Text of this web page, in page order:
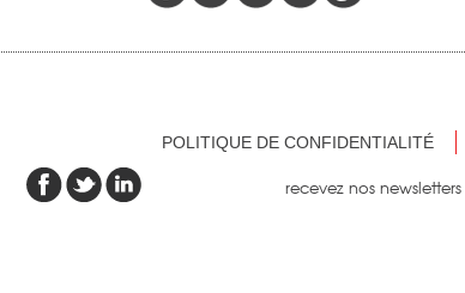
POLITIQUE DE CONFIDENTIALITÉ
recevez nos newsletters